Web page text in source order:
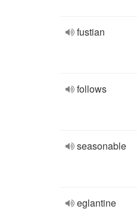
fustian
follows
seasonable
eglantine